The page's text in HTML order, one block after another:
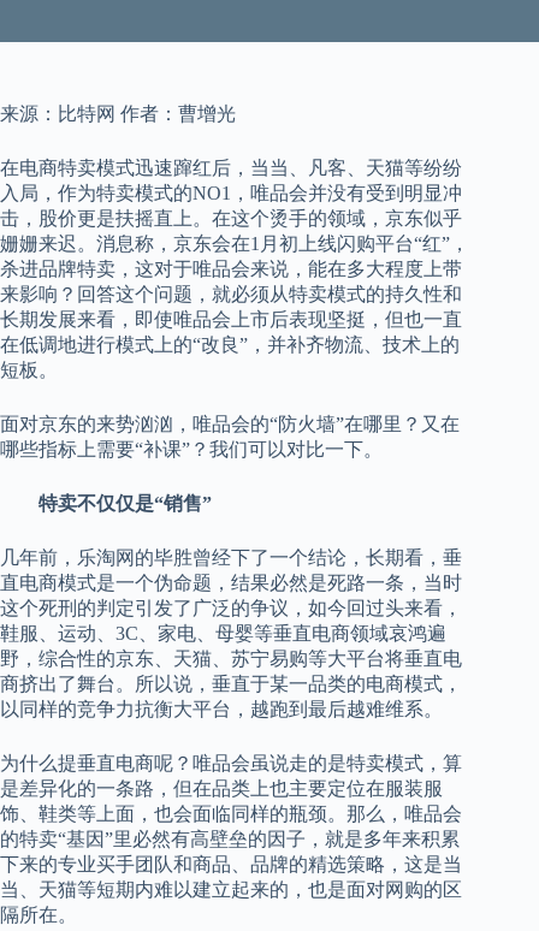
来源：比特网 作者：曹增光
在电商特卖模式迅速蹿红后，当当、凡客、天猫等纷纷
入局，作为特卖模式的NO1，唯品会并没有受到明显冲
击，股价更是扶摇直上。在这个烫手的领域，京东似乎
姗姗来迟。消息称，京东会在1月初上线闪购平台“红”，
杀进品牌特卖，这对于唯品会来说，能在多大程度上带
来影响？回答这个问题，就必须从特卖模式的持久性和
长期发展来看，即使唯品会上市后表现坚挺，但也一直
在低调地进行模式上的“改良”，并补齐物流、技术上的
短板。
面对京东的来势汹汹，唯品会的“防火墙”在哪里？又在
哪些指标上需要“补课”？我们可以对比一下。
特卖不仅仅是“销售”
几年前，乐淘网的毕胜曾经下了一个结论，长期看，垂
直电商模式是一个伪命题，结果必然是死路一条，当时
这个死刑的判定引发了广泛的争议，如今回过头来看，
鞋服、运动、3C、家电、母婴等垂直电商领域哀鸿遍
野，综合性的京东、天猫、苏宁易购等大平台将垂直电
商挤出了舞台。所以说，垂直于某一品类的电商模式，
以同样的竞争力抗衡大平台，越跑到最后越难维系。
为什么提垂直电商呢？唯品会虽说走的是特卖模式，算
是差异化的一条路，但在品类上也主要定位在服装服
饰、鞋类等上面，也会面临同样的瓶颈。那么，唯品会
的特卖“基因”里必然有高壁垒的因子，就是多年来积累
下来的专业买手团队和商品、品牌的精选策略，这是当
当、天猫等短期内难以建立起来的，也是面对网购的区
隔所在。